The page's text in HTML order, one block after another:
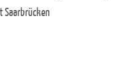
Saarbrücken